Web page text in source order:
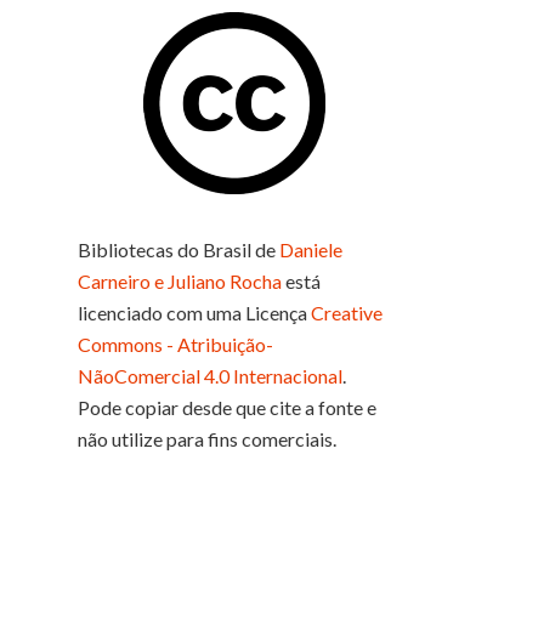
Bibliotecas do Brasilde Daniele
Carneiro e Juliano Rochaestá
licenciado com uma LicençaCreative
Commons - Atribuição-
NãoComercial 4.0 Internacional.
Pode copiar desde que cite a fonte e
não utilize para fins comerciais.